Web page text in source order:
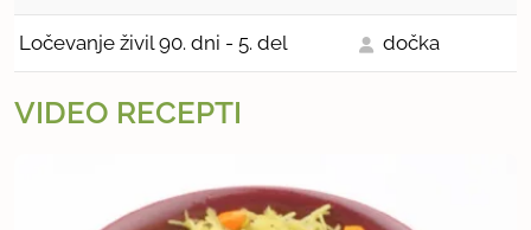
Ločevanje živil 90. dni - 5. del dočka
VIDEO RECEPTI